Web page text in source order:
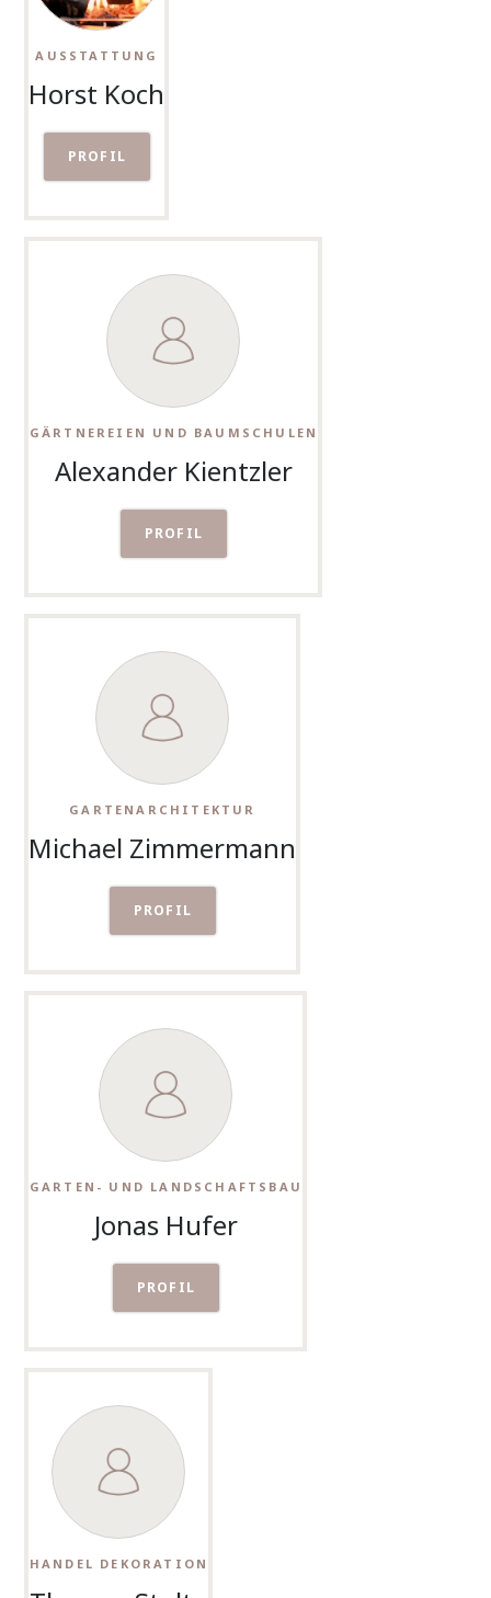
AUSSTATTUNG
Horst Koch
PROFIL
GÄRTNEREIEN UND BAUMSCHULEN
Alexander Kientzler
PROFIL
GARTENARCHITEKTUR
Michael Zimmermann
PROFIL
GARTEN- UND LANDSCHAFTSBAU
Jonas Hufer
PROFIL
HANDEL DEKORATION